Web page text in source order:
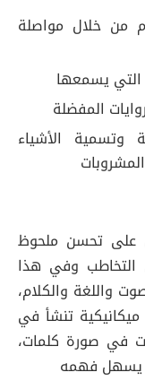
من خلال مواصلة
يسمعها
المفضلة
وتسمية الأشياء
على تحسن ملحوظ
التخاطب وفي هذا
واللغة والكلام،
تنشأ في
في صورة كلمات،
يسهل فهمه